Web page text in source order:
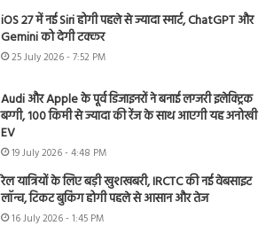
iOS 27 में नई Siri होगी पहले से ज्यादा स्मार्ट, ChatGPT और
Gemini को देगी टक्कर
25 July 2026 - 7:52 PM
Audi और Apple के पूर्व डिजाइनरों ने बनाई लग्जरी इलेक्ट्रिक
बग्गी, 100 किमी से ज्यादा की रेंज के साथ आएगी यह अनोखी
EV
19 July 2026 - 4:48 PM
रेल यात्रियों के लिए बड़ी खुशखबरी, IRCTC की नई वेबसाइट
लॉन्च, टिकट बुकिंग होगी पहले से आसान और तेज
16 July 2026 - 1:45 PM